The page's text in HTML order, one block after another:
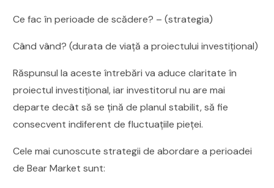
Ce fac în perioade de scădere? – (strategia)
Când vând? (durata de viață a proiectului investițional)
Răspunsul la aceste întrebări va aduce claritate în
proiectul investițional, iar investitorul nu are mai
departe decât să se țină de planul stabilit, să fie
consecvent indiferent de fluctuațiile pieței.
Cele mai cunoscute strategii de abordare a perioadei
de Bear Market sunt: